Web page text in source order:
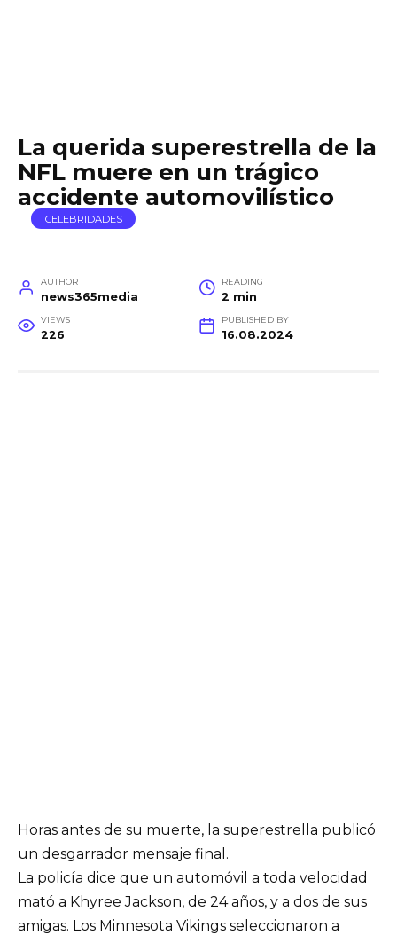
La querida superestrella de la
NFL muere en un trágico
accidente automovilístico
CELEBRIDADES
AUTHOR
news365media
READING
2 min
VIEWS
226
PUBLISHED BY
16.08.2024
Horas antes de su muerte, la superestrella publicó
un desgarrador mensaje final.
La policía dice que un automóvil a toda velocidad
mató a Khyree Jackson, de 24 años, y a dos de sus
amigas. Los Minnesota Vikings seleccionaron a